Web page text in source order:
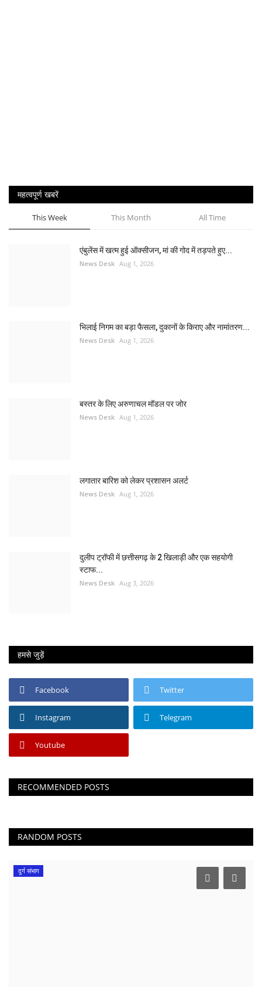
महत्वपूर्ण खबरें
This Week This Month All Time
एंबुलेंस में खत्म हुई ऑक्सीजन, मां की गोद में तड़पते हुए...
News Desk Aug 1, 2026
भिलाई निगम का बड़ा फैसला, दुकानों के किराए और नामांतरण...
News Desk Aug 1, 2026
बस्तर के लिए अरुणाचल मॉडल पर जोर
News Desk Aug 1, 2026
लगातार बारिश को लेकर प्रशासन अलर्ट
News Desk Aug 1, 2026
दुलीप ट्रॉफी में छत्तीसगढ़ के 2 खिलाड़ी और एक सहयोगी
स्टाफ...
News Desk Aug 3, 2026
हमसे जुड़ें
Facebook Twitter
Instagram Telegram
Youtube
RECOMMENDED POSTS
RANDOM POSTS
दुर्ग संभाग